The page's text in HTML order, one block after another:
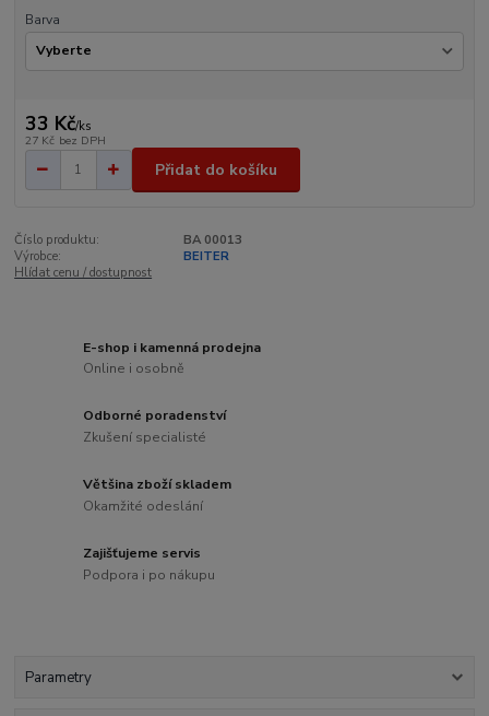
Barva
33 Kč/ks
27 Kč bez DPH
Přidat do košíku
Číslo produktu:
BA 00013
Výrobce:
BEITER
Hlídat cenu / dostupnost
E-shop i kamenná prodejna
Online i osobně
Odborné poradenství
Zkušení specialisté
Většina zboží skladem
Okamžité odeslání
Zajišťujeme servis
Podpora i po nákupu
Parametry